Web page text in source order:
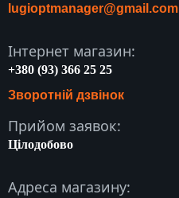
lugioptmanager@gmail.com
Інтернет магазин:
+380 (93) 366 25 25
Зворотній дзвінок
Прийом заявок:
Цілодобово
Адреса магазину: